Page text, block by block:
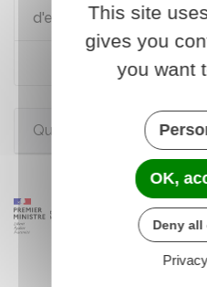
d'eau
Calculer l'évolution
Questions ? Réponses !
This site
gives you
you want
OK,
Deny